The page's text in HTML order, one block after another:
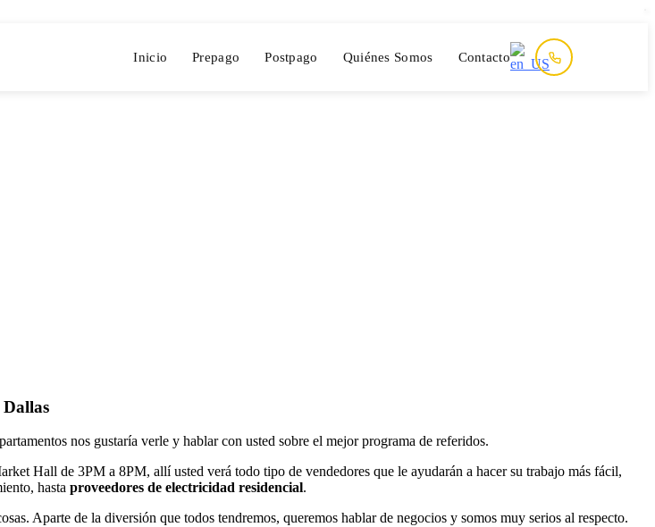
Inicio Prepago Postpago Quiénes Somos Contacto
nos gustaría verle y hablar con usted sobre el mejor programa de referidos.
Hall de 3PM a 8PM, allí usted verá todo tipo de vendedores que le ayudarán a hacer su trabajo más fácil,
hasta proveedores de electricidad residencial.
Aparte de la diversión que todos tendremos, queremos hablar de negocios y somos muy serios al respecto.